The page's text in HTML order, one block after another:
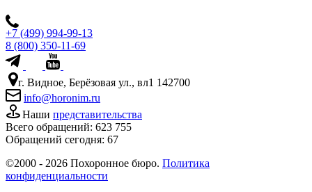
+7 (499) 994-99-13
8 (800) 350-11-69
г. Видное, Берёзовая ул., вл1 142700
info@horonim.ru
Наши представительства
Всего обращений: 623 755
Обращений сегодня: 67
©2000 - 2026 Похоронное бюро. Политика
конфиденциальности